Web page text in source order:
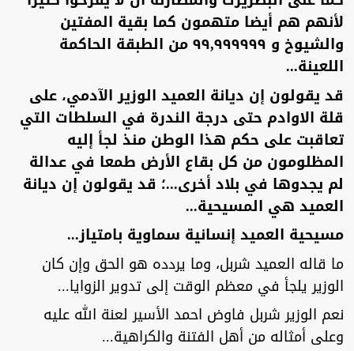
لأنهم هم أيضا متهمون كما بقية المفتين
والشيوخ و ٩٩,٩٩٩٩٩٩ من الطبقة الحاكمة
اللعينة...
قد يقولون إن ديانة العميد الوزير الآدمي، على
قلة الاوادم حتى درجة الندرة في السلطات التي
تعاقبت على حكم هذا الوطن منذ لجأ إليه
المظلومون من كل بقاع الأرض طمعا في عدالة
لم يجدوها في بلاد أخرى...؛ قد يقولون إن ديانة
العميد هي المسيحية...
مسيحية العميد إنسانية سماوية بامتياز...
ما قاله العميد شربل، وما يردده هو الحق وإن كان
الوزير يلجأ في معظم الوقت إلى تدوير الزوايا...
نعم الوزير شربل فاوض احمد الأسير لعنة الله عليه
وعلى أمثاله من أهل الفتنة والكراهية...